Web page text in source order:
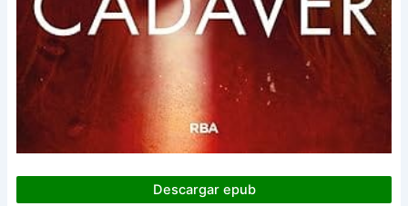
Descargar epub